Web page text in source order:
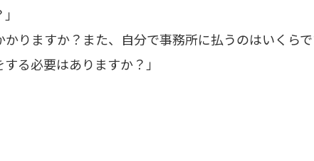
りますか？また、自分で事務所に払うのはいくらで
る必要はありますか？」